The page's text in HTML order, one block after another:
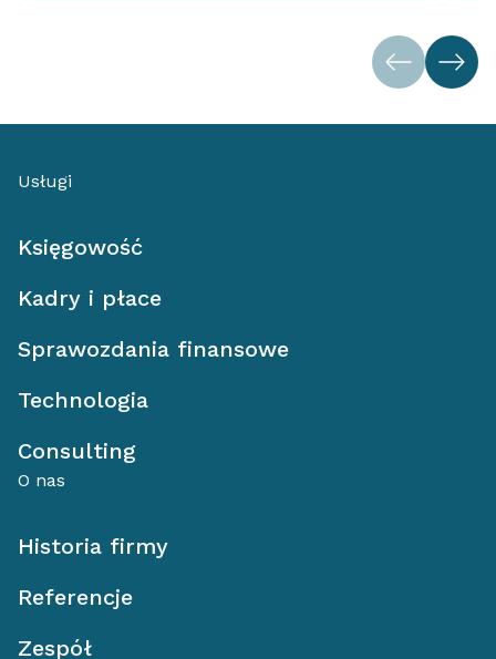
Usługi
Księgowość
Kadry i płace
Sprawozdania finansowe
Technologia
Consulting
O nas
Historia firmy
Referencje
Zespół